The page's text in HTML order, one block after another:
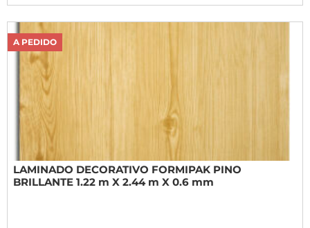
A PEDIDO
LAMINADO DECORATIVO FORMIPAK PINO
BRILLANTE 1.22 m X 2.44 m X 0.6 mm